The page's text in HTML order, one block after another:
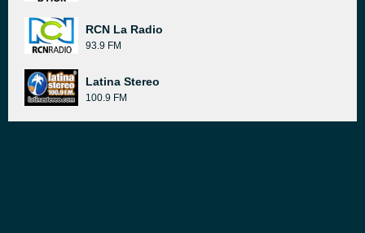
RCN La Radio
93.9 FM
Latina Stereo
100.9 FM